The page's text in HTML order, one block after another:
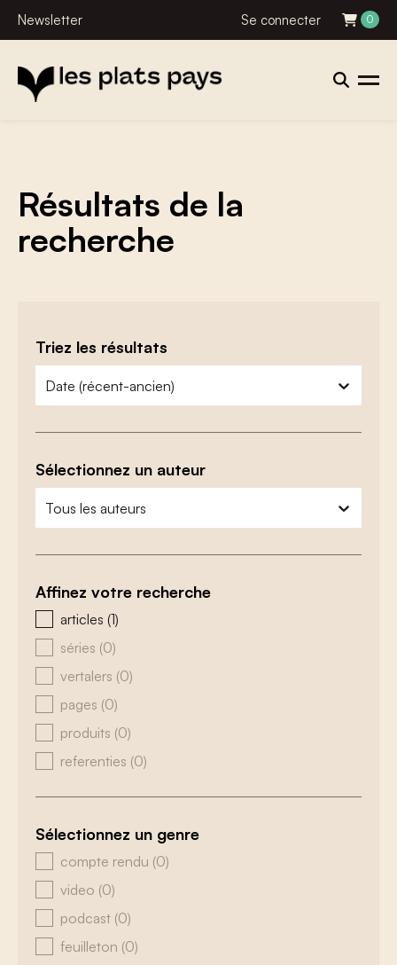
Newsletter Se connecter 0
Résultats de la
recherche
Triez les résultats
zoeken - sorteer
trier le contenu
Sélectionnez un auteur
zoeken - auteurs
sélectionnez le contenu
Affinez votre recherche
zoeken - type
articles (1)
séries (0)
vertalers (0)
pages (0)
produits (0)
referenties (0)
Sélectionnez un genre
zoeken - genre
compte rendu (0)
video (0)
podcast (0)
feuilleton (0)